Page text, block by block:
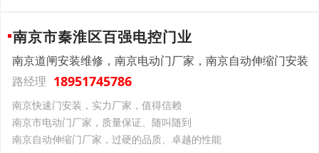
南京市秦淮区百强电控门业
南京道闸安装维修，南京电动门厂家，南京自动伸缩门安装
路经理 18951745786
南京快速门安装，实力厂家，值得信赖
南京市电动门厂家，质量保证、随叫随到
南京自动伸缩门厂家，过硬的品质、卓越的性能